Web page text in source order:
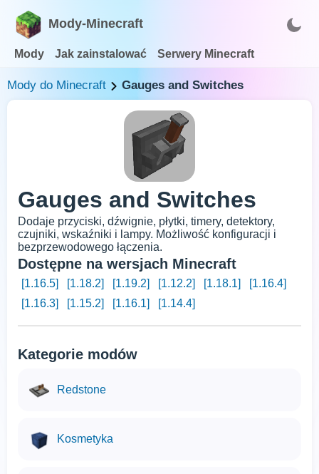
Mody-Minecraft
Mody Jak zainstalować Serwery Minecraft
Mody do Minecraft Gauges and Switches
Gauges and Switches
Dodaje przyciski, dźwignie, płytki, timery, detektory,
czujniki, wskaźniki i lampy. Możliwość konfiguracji i
bezprzewodowego łączenia.
Dostępne na wersjach Minecraft
[1.16.5] [1.18.2] [1.19.2] [1.12.2] [1.18.1]
[1.16.4]
[1.16.3]
[1.15.2] [1.16.1] [1.14.4]
Kategorie modów
Redstone
Kosmetyka